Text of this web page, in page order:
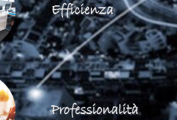
Efficienza
Professionalità